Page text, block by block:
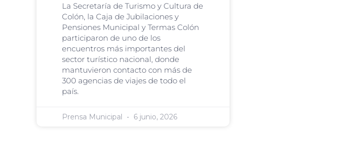
La Secretaría de Turismo y Cultura de
Colón, la Caja de Jubilaciones y
Pensiones Municipal y Termas Colón
participaron de uno de los
encuentros más importantes del
sector turístico nacional, donde
mantuvieron contacto con más de
300 agencias de viajes de todo el
país.
Prensa Municipal 6 junio, 2026